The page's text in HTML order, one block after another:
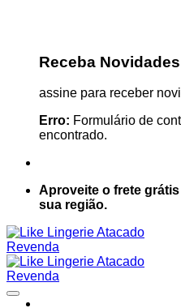
Receba Novidades
assine para receber
Erro: Formulário de
encontrado.
Aproveite o frete
sua região.